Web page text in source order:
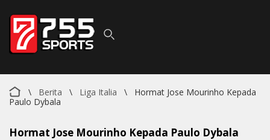
\ Berita \ Liga Italia \
Hormat Jose Mourinho Kepada
Paulo Dybala
Hormat Jose Mourinho Kepada Paulo Dybala